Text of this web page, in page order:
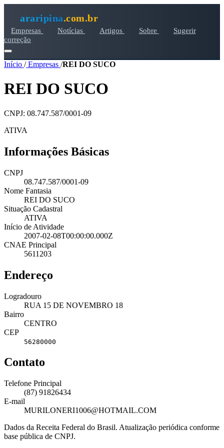
araripina.com.br
Empresas Notícias Artigos Sobre
Sugerir
correção
Início /Empresas /REI DO SUCO
REI DO SUCO
CNPJ: 08.747.587/0001-09
ATIVA
Informações Básicas
CNPJ
08.747.587/0001-09
Nome Fantasia
REI DO SUCO
Situação Cadastral
ATIVA
Início de Atividade
2007-02-08T00:00:00.000Z
CNAE Principal
5611203
Endereço
Logradouro
RUA 15 DE NOVEMBRO 18
Bairro
CENTRO
CEP
56280000
Contato
Telefone Principal
(87) 91826434
E-mail
MURILONERI1006@HOTMAIL.COM
Dados da Receita Federal do Brasil. Atualização periódica conforme
base pública de CNPJ.